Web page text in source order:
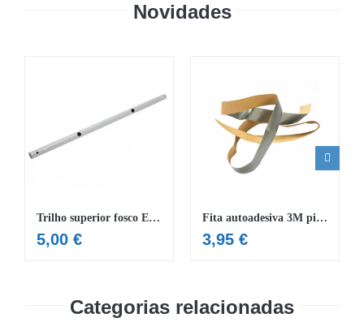
Novidades
Trilho superior fosco E piscina 7,32 x 3,66 x 1,32 m
5,00 €
Fita autoadesiva 3M piscinas Hydrium™
3,95 €
Categorias relacionadas